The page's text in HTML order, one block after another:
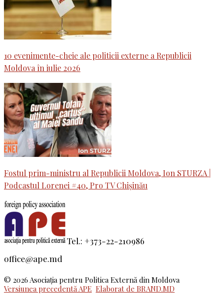
10 evenimente-cheie ale politicii externe a Republicii
Moldova în iulie 2026
Fostul prim-ministru al Republicii Moldova, Ion STURZA |
Podcastul Lorenei #40, Pro TV Chișinău
Tel.: +373-22-210986
office@ape.md
© 2026 Asociaţia pentru Politica Externă din Moldova
Versiunea precedentă APE Elaborat de BRAND.MD